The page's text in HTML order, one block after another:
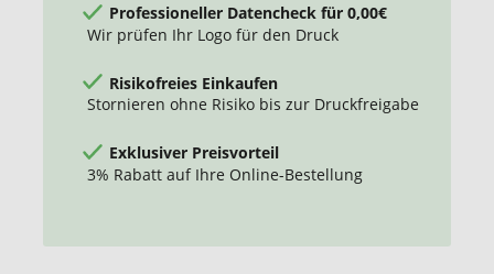
Professioneller Datencheck für 0,00€
Wir prüfen Ihr Logo für den Druck
Risikofreies Einkaufen
Stornieren ohne Risiko bis zur Druckfreigabe
Exklusiver Preisvorteil
3% Rabatt auf Ihre Online-Bestellung